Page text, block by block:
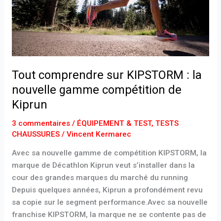
Tout comprendre sur KIPSTORM : la
nouvelle gamme compétition de
Kiprun
3 commentaires / ÉQUIPEMENT & TEST, TESTS
CHAUSSURES/ Vincent Kermarec
Avec sa nouvelle gamme de compétition KIPSTORM, la
marque de Décathlon Kiprun veut s’installer dans la
cour des grandes marques du marché du running
Depuis quelques années, Kiprun a profondément revu
sa copie sur le segment performance.Avec sa nouvelle
franchise KIPSTORM, la marque ne se contente pas de
nouvelle
gamme
compétition
de
Kiprun